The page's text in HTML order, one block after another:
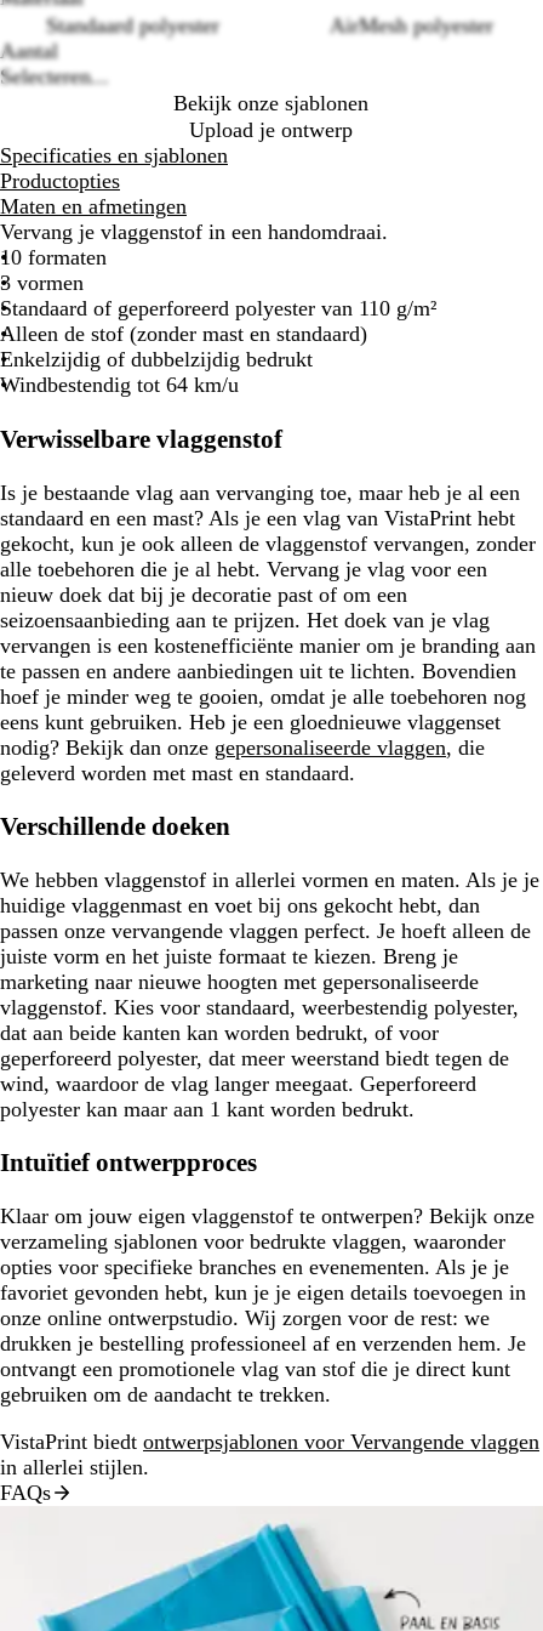
Standaard polyester
AirMesh polyester
Aantal
Selecteren...
Bekijk onze sjablonen
Upload je ontwerp
Specificaties en sjablonen
Productopties
Maten en afmetingen
Vervang je vlaggenstof in een handomdraai.
10 formaten
3 vormen
Standaard of geperforeerd polyester van 110 g/m²
Alleen de stof (zonder mast en standaard)
Enkelzijdig of dubbelzijdig bedrukt
Windbestendig tot 64 km/u
Verwisselbare vlaggenstof
Is je bestaande vlag aan vervanging toe, maar heb je al een
standaard en een mast? Als je een vlag van VistaPrint hebt
gekocht, kun je ook alleen de vlaggenstof vervangen, zonder
alle toebehoren die je al hebt. Vervang je vlag voor een
nieuw doek dat bij je decoratie past of om een
seizoensaanbieding aan te prijzen. Het doek van je vlag
vervangen is een kostenefficiënte manier om je branding aan
te passen en andere aanbiedingen uit te lichten. Bovendien
hoef je minder weg te gooien, omdat je alle toebehoren nog
eens kunt gebruiken. Heb je een gloednieuwe vlaggenset
nodig? Bekijk dan onze gepersonaliseerde vlaggen, die
geleverd worden met mast en standaard.
Verschillende doeken
We hebben vlaggenstof in allerlei vormen en maten. Als je je
huidige vlaggenmast en voet bij ons gekocht hebt, dan
passen onze vervangende vlaggen perfect. Je hoeft alleen de
juiste vorm en het juiste formaat te kiezen. Breng je
marketing naar nieuwe hoogten met gepersonaliseerde
vlaggenstof. Kies voor standaard, weerbestendig polyester,
dat aan beide kanten kan worden bedrukt, of voor
geperforeerd polyester, dat meer weerstand biedt tegen de
wind, waardoor de vlag langer meegaat. Geperforeerd
polyester kan maar aan 1 kant worden bedrukt.
Intuïtief ontwerpproces
Klaar om jouw eigen vlaggenstof te ontwerpen? Bekijk onze
verzameling sjablonen voor bedrukte vlaggen, waaronder
opties voor specifieke branches en evenementen. Als je je
favoriet gevonden hebt, kun je je eigen details toevoegen in
onze online ontwerpstudio. Wij zorgen voor de rest: we
drukken je bestelling professioneel af en verzenden hem. Je
ontvangt een promotionele vlag van stof die je direct kunt
gebruiken om de aandacht te trekken.
VistaPrint biedt ontwerpsjablonen voor Vervangende vlaggen
in allerlei stijlen.
FAQs